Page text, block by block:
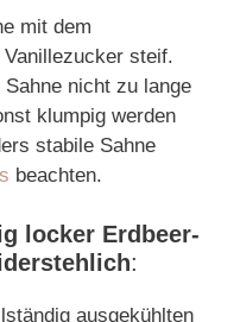
mit dem
steif.
nicht zu lange
klumpig werden
stabile Sahne
beachten.
locker Erdbeer-
:
ausgekühlten